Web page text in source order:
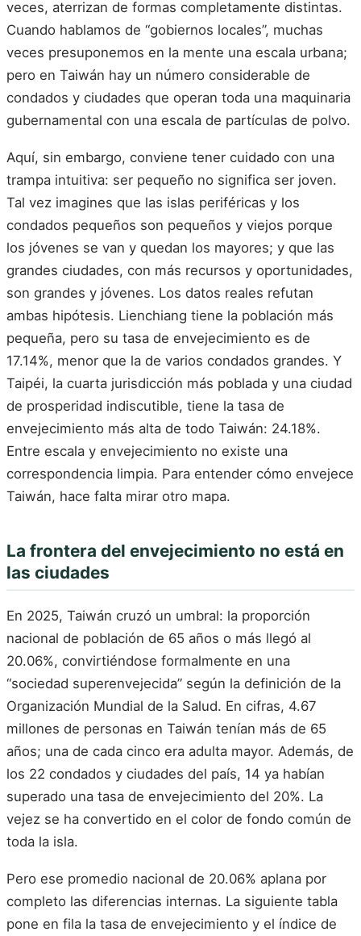
veces, aterrizan de formas completamente distintas.
Cuando hablamos de “gobiernos locales”, muchas
veces presuponemos en la mente una escala urbana;
pero en Taiwán hay un número considerable de
condados y ciudades que operan toda una maquinaria
gubernamental con una escala de partículas de polvo.
Aquí, sin embargo, conviene tener cuidado con una
trampa intuitiva: ser pequeño no significa ser joven.
Tal vez imagines que las islas periféricas y los
condados pequeños son pequeños y viejos porque
los jóvenes se van y quedan los mayores; y que las
grandes ciudades, con más recursos y oportunidades,
son grandes y jóvenes. Los datos reales refutan
ambas hipótesis. Lienchiang tiene la población más
pequeña, pero su tasa de envejecimiento es de
17.14%, menor que la de varios condados grandes. Y
Taipéi, la cuarta jurisdicción más poblada y una ciudad
de prosperidad indiscutible, tiene la tasa de
envejecimiento más alta de todo Taiwán: 24.18%.
Entre escala y envejecimiento no existe una
correspondencia limpia. Para entender cómo envejece
Taiwán, hace falta mirar otro mapa.
La frontera del envejecimiento no está en
las ciudades
En 2025, Taiwán cruzó un umbral: la proporción
nacional de población de 65 años o más llegó al
20.06%, convirtiéndose formalmente en una
“sociedad superenvejecida” según la definición de la
Organización Mundial de la Salud. En cifras, 4.67
millones de personas en Taiwán tenían más de 65
años; una de cada cinco era adulta mayor. Además, de
los 22 condados y ciudades del país, 14 ya habían
superado una tasa de envejecimiento del 20%. La
vejez se ha convertido en el color de fondo común de
toda la isla.
Pero ese promedio nacional de 20.06% aplana por
completo las diferencias internas. La siguiente tabla
pone en fila la tasa de envejecimiento y el índice de